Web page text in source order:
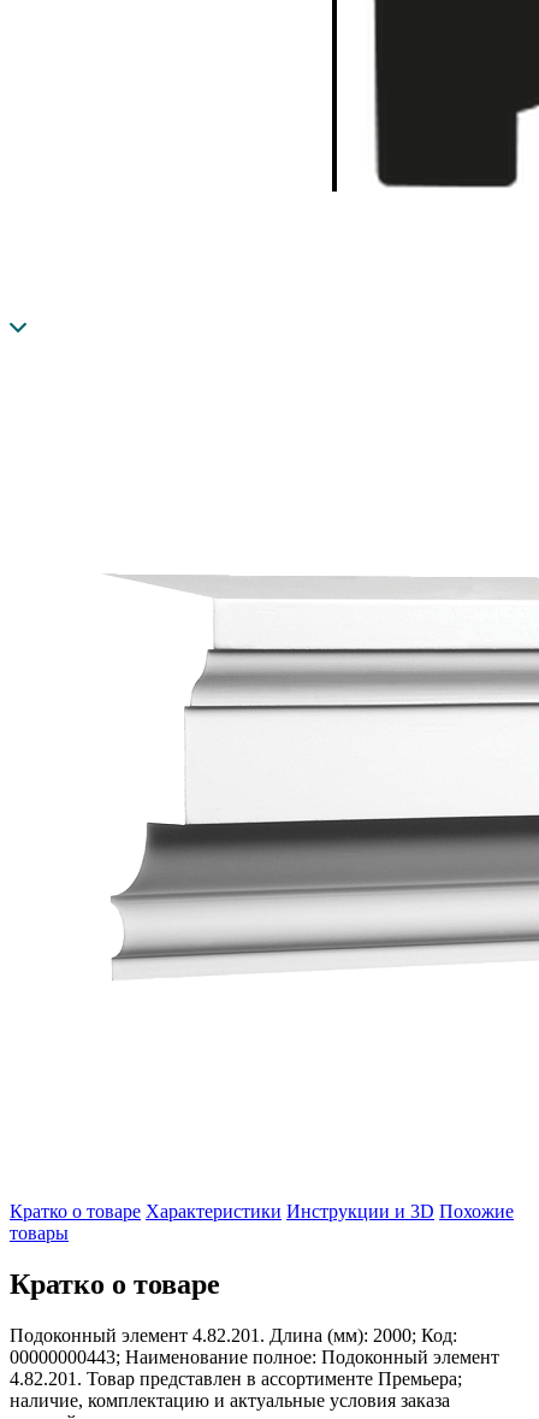
Кратко о товаре Характеристики Инструкции и 3D Похожие
товары
Кратко о товаре
Подоконный элемент 4.82.201. Длина (мм): 2000; Код:
00000000443; Наименование полное: Подоконный элемент
4.82.201. Товар представлен в ассортименте Премьера;
наличие, комплектацию и актуальные условия заказа